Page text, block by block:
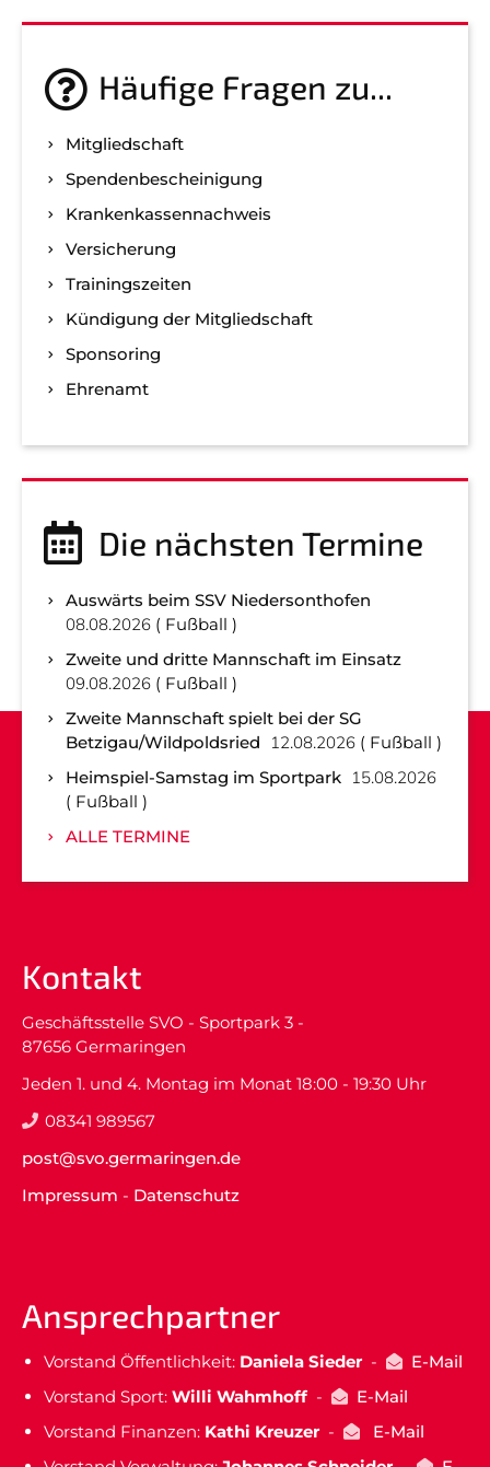
Häufige Fragen zu...
Mitgliedschaft
Spenden­bescheinigung
Kranken­kassen­nachweis
Versicherung
Trainingszeiten
Kündigung der Mitgliedschaft
Sponsoring
Ehrenamt
Die nächsten Termine
Auswärts beim SSV Niedersonthofen
08.08.2026
Fußball
Zweite und dritte Mannschaft im Einsatz
09.08.2026
Fußball
Zweite Mannschaft spielt bei der SG
Betzigau/Wildpoldsried
12.08.2026
Fußball
Heimspiel-Samstag im Sportpark 15.08.2026
Fußball
ALLE TERMINE
Kontakt
Geschäftsstelle SVO - Sportpark 3 -
87656 Germaringen
Jeden 1. und 4. Montag im Monat 18:00 - 19:30 Uhr
08341 989567
post@svo.germaringen.de
Impressum - Datenschutz
Ansprechpartner
Vorstand Öffentlichkeit: Daniela Sieder-
E-Mail
Vorstand Sport: Willi Wahmhoff-
E-Mail
Vorstand Finanzen: Kathi Kreuzer-
E-Mail